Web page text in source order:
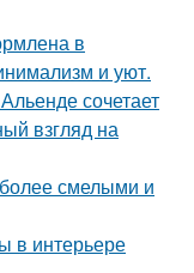
в
и уют.
сочетает
взгляд на
смелыми и
в интерьере